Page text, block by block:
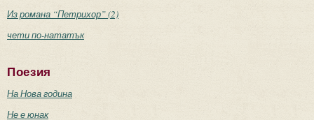
Из романа “Петрихор” (2)
чети по-нататък
Поезия
На Нова година
Не е юнак